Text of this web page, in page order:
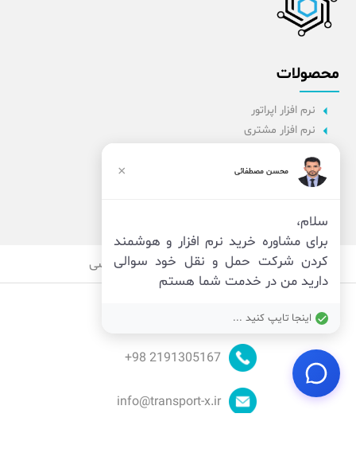
محصولات
نرم افزار اپراتور
نرم افزار مشتری
نرم افزار راننده
پنل مدیریت
قوانین امنیت حریم خصوصی
2191305167
98+
info@transport-x.ir
محسن مصطفائی ×
سلام،
برای مشاوره خرید نرم افزار و هوشمند
کردن شرکت حمل و نقل خود سوالی
دارید من در خدمت شما هستم
اینجا تایپ کنید ...